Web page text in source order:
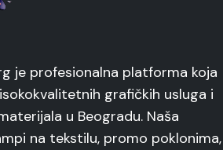
je profesionalna platforma koja
grafičkih usluga i
u Beogradu. Naša
na tekstilu, promo poklonima,